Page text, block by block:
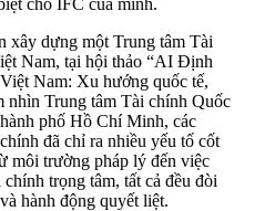
xây dựng một Trung tâm Tài
Nam, tại hội thảo “AI Định
Nam: Xu hướng quốc tế,
nhìn Trung tâm Tài chính Quốc
phố Hồ Chí Minh, các
đã chỉ ra nhiều yếu tố cốt
môi trường pháp lý đến việc
trọng tâm, tất cả đều đòi
hành động quyết liệt.